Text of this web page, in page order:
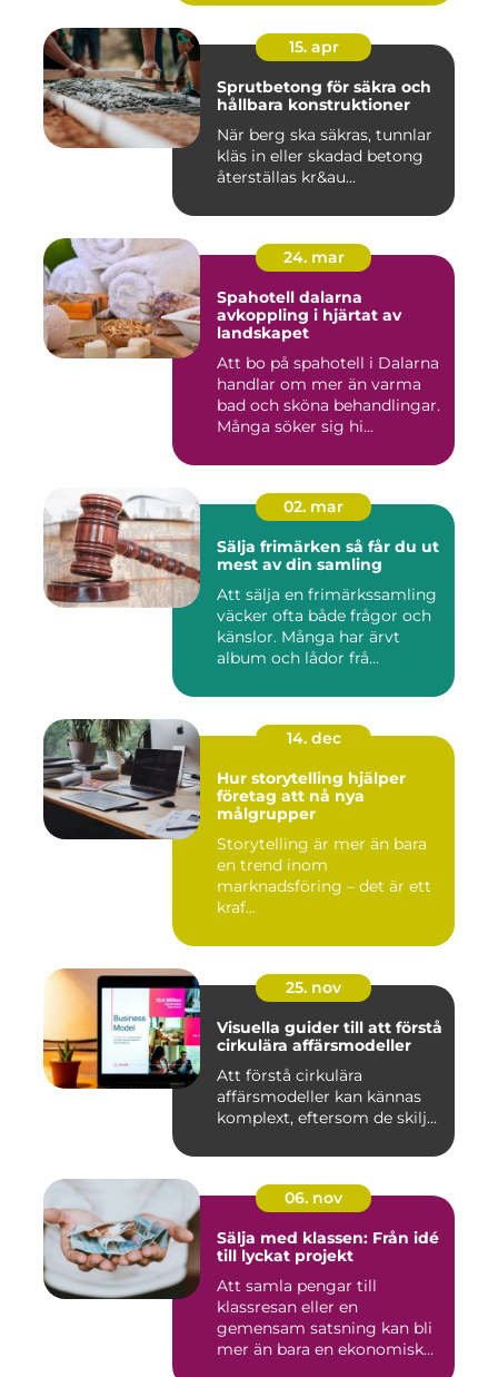
15. apr
Sprutbetong för säkra och
hållbara konstruktioner
När berg ska säkras, tunnlar
kläs in eller skadad betong
återställas kr&au...
24. mar
Spahotell dalarna
avkoppling i hjärtat av
landskapet
Att bo på spahotell i Dalarna
handlar om mer än varma
bad och sköna behandlingar.
Många söker sig hi...
02. mar
Sälja frimärken så får du ut
mest av din samling
Att sälja en frimärkssamling
väcker ofta både frågor och
känslor. Många har ärvt
album och lådor frå...
14. dec
Hur storytelling hjälper
företag att nå nya
målgrupper
Storytelling är mer än bara
en trend inom
marknadsföring – det är ett
kraf...
25. nov
Visuella guider till att förstå
cirkulära affärsmodeller
Att förstå cirkulära
affärsmodeller kan kännas
komplext, eftersom de skilj...
06. nov
Sälja med klassen: Från idé
till lyckat projekt
Att samla pengar till
klassresan eller en
gemensam satsning kan bli
mer än bara en ekonomisk